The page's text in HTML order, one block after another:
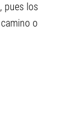
, pues los
o